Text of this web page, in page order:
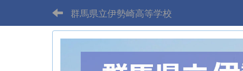
群馬県立伊勢崎高等学校